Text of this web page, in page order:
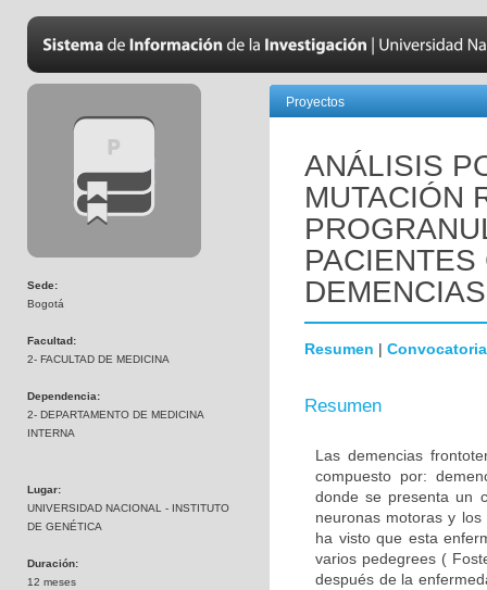
Sede:
Bogotá
Facultad:
2- FACULTAD DE MEDICINA
Dependencia:
2- DEPARTAMENTO DE MEDICINA
INTERNA
Lugar:
UNIVERSIDAD NACIONAL - INSTITUTO
DE GENÉTICA
Duración:
12 meses
Proyectos
ANÁLISIS
MUTACIÓN
Resumen | Convocatoria
Resumen
Las demencias
compuesto por:
donde se presenta un
neuronas motoras y
ha visto que esta
varios pedegrees (
después de la